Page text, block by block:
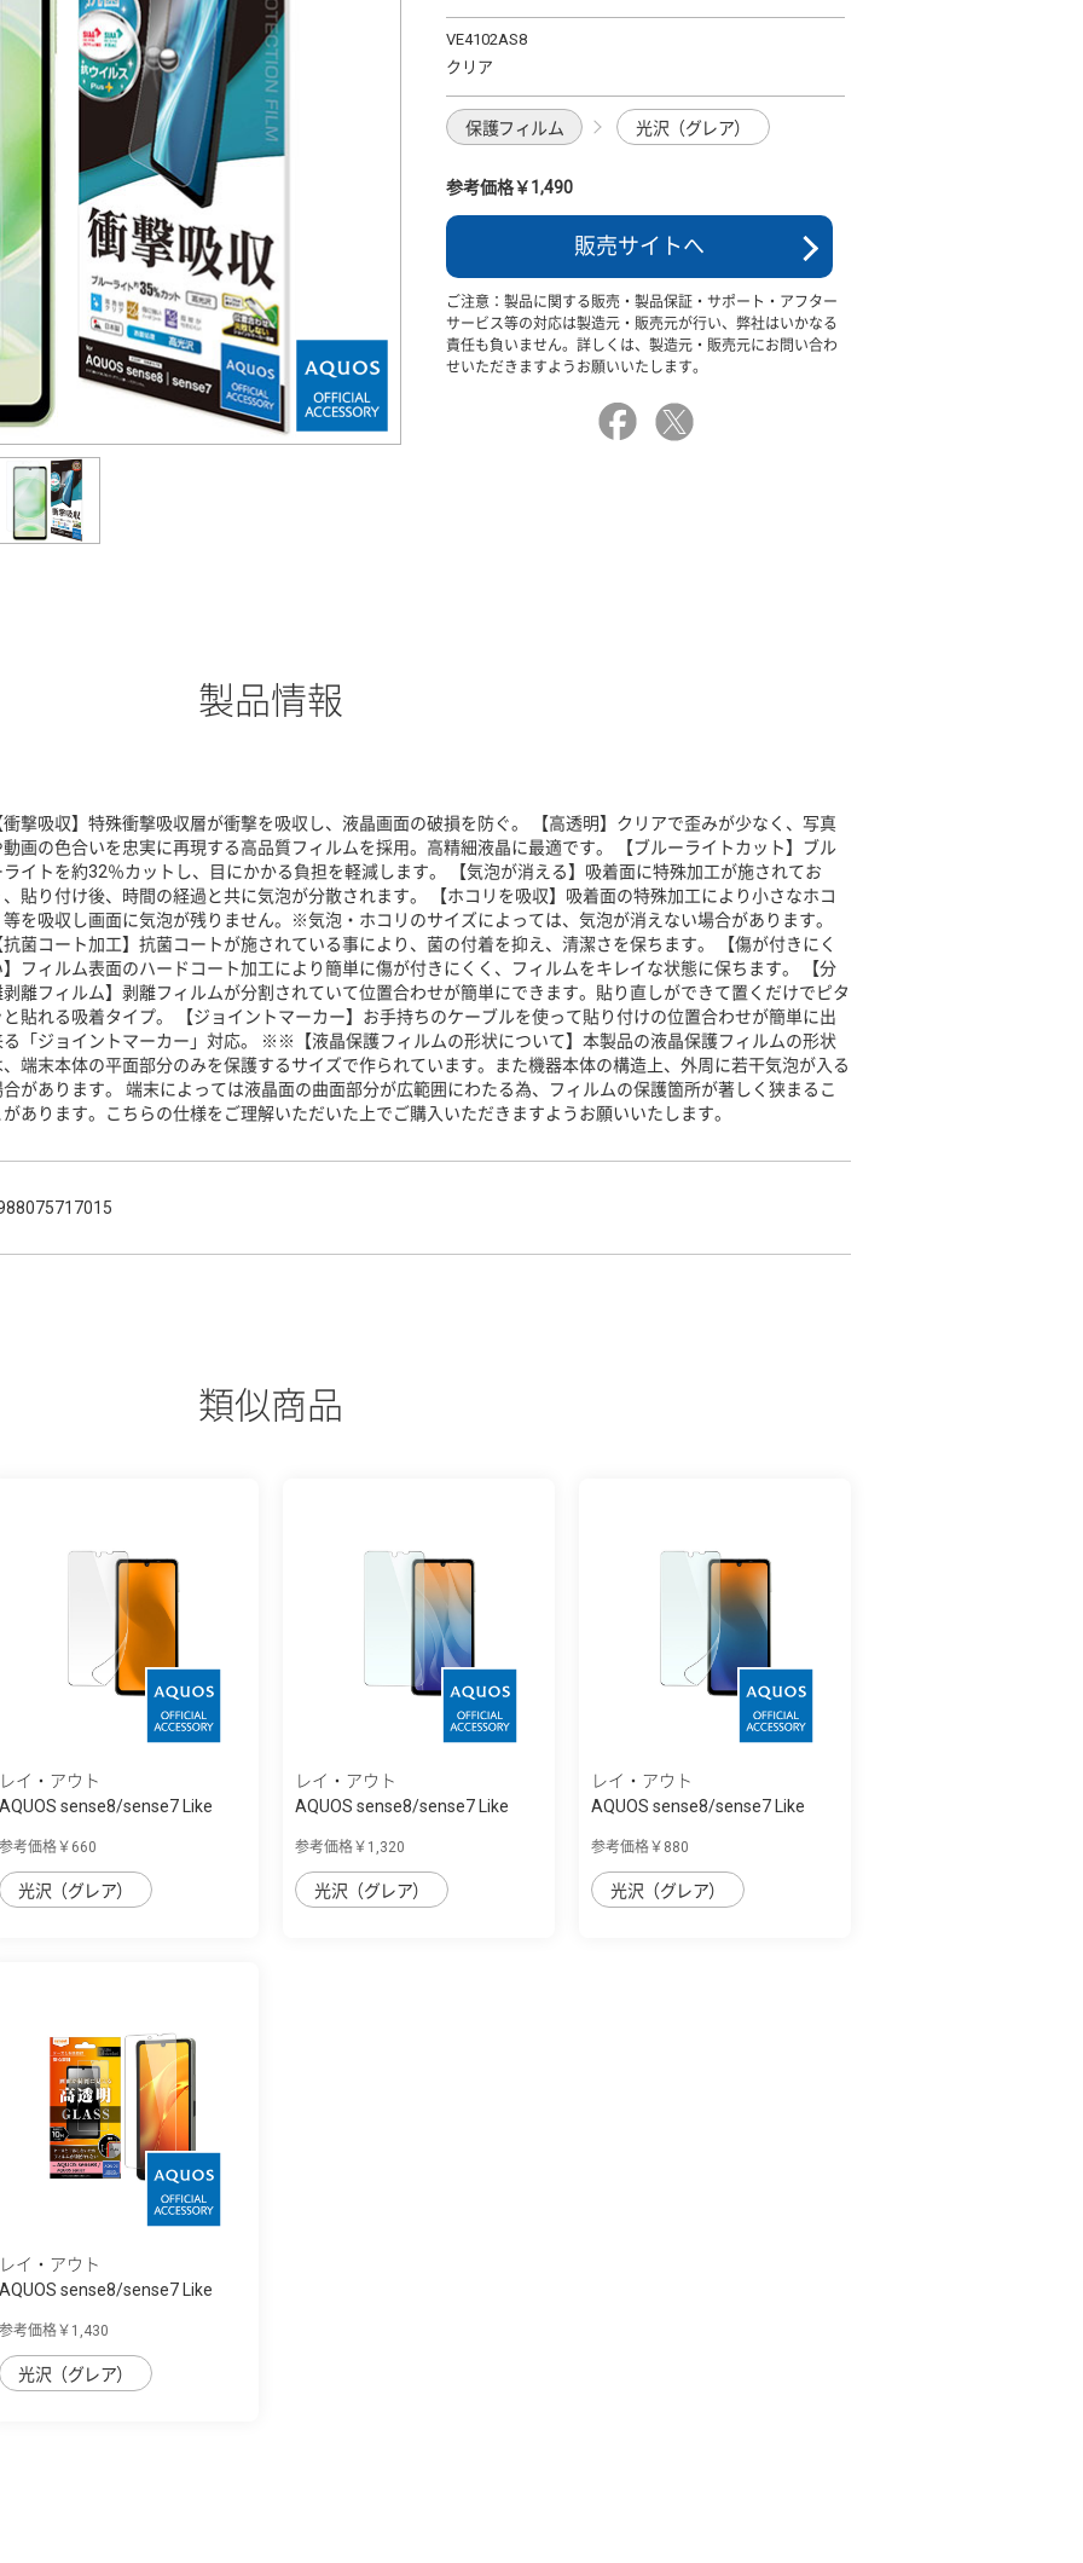
VE4102AS8
クリア
保護フィルム 光沢（グレア）
参考価格￥1,490
販売サイトへ
ご注意：製品に関する販売・製品保証・サポート・アフター
サービス等の対応は製造元・販売元が行い、弊社はいかなる
責任も負いません。詳しくは、製造元・販売元にお問い合わ
せいただきますようお願いいたします。
製品情報
衝撃吸収】特殊衝撃吸収層が衝撃を吸収し、液晶画面の破損を防ぐ。 【高透明】クリアで歪みが少なく、写真
動画の色合いを忠実に再現する高品質フィルムを採用。高精細液晶に最適です。 【ブルーライトカット】ブル
ライトを約32％カットし、目にかかる負担を軽減します。 【気泡が消える】吸着面に特殊加工が施されてお
、貼り付け後、時間の経過と共に気泡が分散されます。 【ホコリを吸収】吸着面の特殊加工により小さなホコ
等を吸収し画面に気泡が残りません。※気泡・ホコリのサイズによっては、気泡が消えない場合があります。
抗菌コート加工】抗菌コートが施されている事により、菌の付着を抑え、清潔さを保ちます。 【傷が付きにく
】フィルム表面のハードコート加工により簡単に傷が付きにくく、フィルムをキレイな状態に保ちます。 【分
剥離フィルム】剥離フィルムが分割されていて位置合わせが簡単にできます。貼り直しができて置くだけでピタ
と貼れる吸着タイプ。 【ジョイントマーカー】お手持ちのケーブルを使って貼り付けの位置合わせが簡単に出
る「ジョイントマーカー」対応。 ※※【液晶保護フィルムの形状について】本製品の液晶保護フィルムの形状
、端末本体の平面部分のみを保護するサイズで作られています。また機器本体の構造上、外周に若干気泡が入る
合があります。 端末によっては液晶面の曲面部分が広範囲にわたる為、フィルムの保護箇所が著しく狭まるこ
があります。こちらの仕様をご理解いただいた上でご購入いただきますようお願いいたします。
類似商品
レイ・アウト
AQUOS sense8/sense7 Like
参考価格￥660
光沢（グレア）
レイ・アウト
AQUOS sense8/sense7 Like
参考価格￥1,320
光沢（グレア）
レイ・アウト
AQUOS sense8/sense7 Like
参考価格￥880
光沢（グレア）
レイ・アウト
AQUOS sense8/sense7 Like
参考価格￥1,430
光沢（グレア）